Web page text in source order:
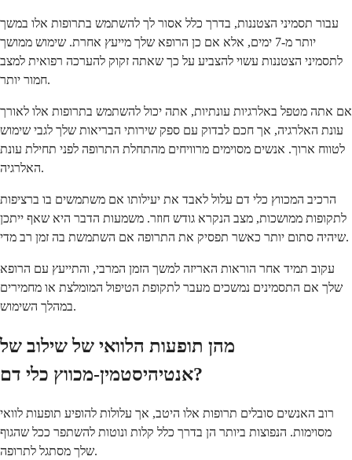
עבור תסמיני הצטננות, בדרך כלל אסור לך להשתמש בתרופות אלו במשך
יותר מ-7 ימים, אלא אם כן הרופא שלך מייעץ אחרת. שימוש ממושך
לתסמיני הצטננות עשוי להצביע על כך שאתה זקוק להערכה רפואית למצב
חמור יותר.
אם אתה מטפל באלרגיות עונתיות, אתה יכול להשתמש בתרופות אלו לאורך
עונת האלרגיה, אך חכם לבדוק עם ספק שירותי הבריאות שלך לגבי שימוש
לטווח ארוך. אנשים מסוימים מרוויחים מהתחלת התרופה לפני תחילת עונת
האלרגיה.
הרכיב המכווץ כלי דם עלול לאבד את יעילותו אם משתמשים בו ברציפות
לתקופות ממושכות, מצב הנקרא גודש חוזר. משמעות הדבר היא שאף ייתכן
שיהיה סתום יותר כאשר תפסיק את התרופה אם השתמשת בה זמן רב מדי.
עקוב תמיד אחר הוראות האריזה למשך הזמן המרבי, והתייעץ עם הרופא
שלך אם התסמינים נמשכים מעבר לתקופת הטיפול המומלצת או מחמירים
במהלך השימוש.
מהן תופעות הלוואי של שילוב של
אנטיהיסטמין-מכווץ כלי דם?
רוב האנשים סובלים תרופות אלו היטב, אך עלולות להופיע תופעות לוואי
מסוימות. הנפוצות ביותר הן בדרך כלל קלות ונוטות להשתפר ככל שהגוף
שלך מסתגל לתרופה.